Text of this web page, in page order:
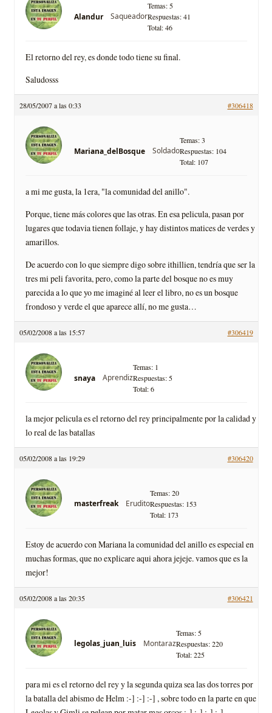
Alandur Saqueador
Temas: 5
Respuestas: 41
Total: 46
El retorno del rey, es donde todo tiene su final.
Saludosss
28/05/2007 a las 0:33 #306418
Mariana_delBosque Soldado
Temas: 3
Respuestas: 104
Total: 107
a mi me gusta, la 1era, "la comunidad del anillo".
Porque, tiene más colores que las otras. En esa pelicula, pasan por
lugares que todavia tienen follaje, y hay distintos matices de verdes y
amarillos.
De acuerdo con lo que siempre digo sobre ithillien, tendría que ser la
tres mi peli favorita, pero, como la parte del bosque no es muy
parecida a lo que yo me imaginé al leer el libro, no es un bosque
frondoso y verde el que aparece allí, no me gusta…
05/02/2008 a las 15:57 #306419
snaya Aprendiz
Temas: 1
Respuestas: 5
Total: 6
la mejor pelicula es el retorno del rey principalmente por la calidad y
lo real de las batallas
05/02/2008 a las 19:29 #306420
masterfreak Erudito
Temas: 20
Respuestas: 153
Total: 173
Estoy de acuerdo con Mariana la comunidad del anillo es especial en
muchas formas, que no explicare aqui ahora jejeje. vamos que es la
mejor!
05/02/2008 a las 20:35 #306421
legolas_juan_luis Montaraz
Temas: 5
Respuestas: 220
Total: 225
para mi es el retorno del rey y la segunda quiza sea las dos torres por
la batalla del abismo de Helm :-] :-] :-] , sobre todo en la parte en que